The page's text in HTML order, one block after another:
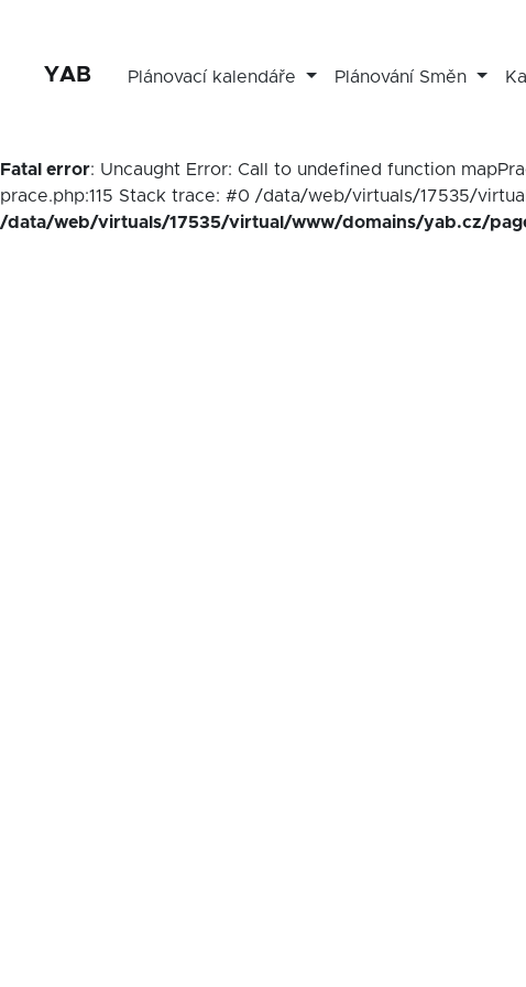
YAB Plánovací kalendáře Plánování Směn
Fatal error: Uncaught Error: Call to undefined function
prace.php:115 Stack trace: #0 /data/web/virtuals/17535/
/data/web/virtuals/17535/virtual/www/domains/yab.cz/